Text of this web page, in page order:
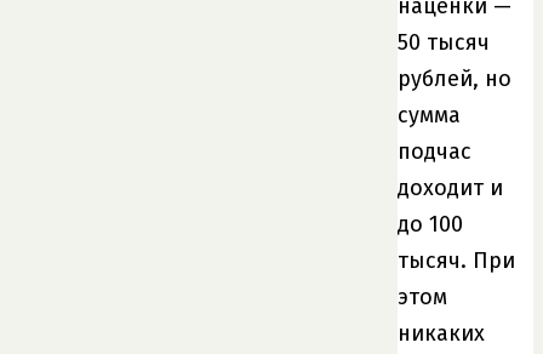
наценки —
50 тысяч
рублей, но
сумма
подчас
доходит и
до 100
тысяч. При
этом
никаких